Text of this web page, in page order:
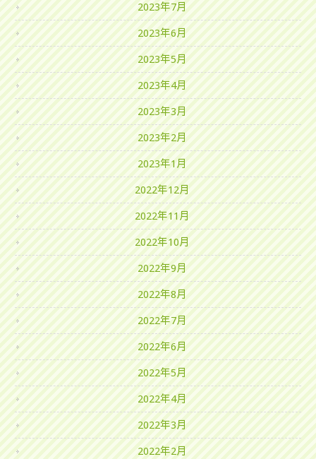
2023年7月
2023年6月
2023年5月
2023年4月
2023年3月
2023年2月
2023年1月
2022年12月
2022年11月
2022年10月
2022年9月
2022年8月
2022年7月
2022年6月
2022年5月
2022年4月
2022年3月
2022年2月